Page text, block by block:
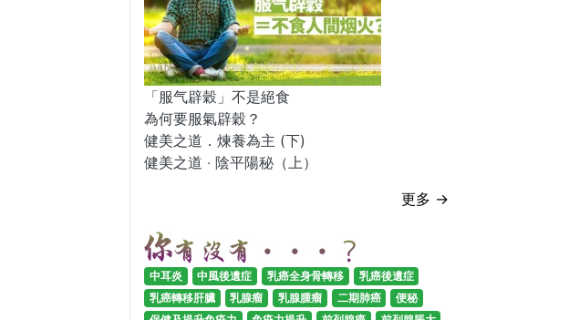
「服气辟穀」不是絕食
為何要服氣辟穀？
健美之道．煉養為主 (下)
健美之道 ‧ 陰平陽秘（上）
更多 →
中耳炎 中風後遺症 乳癌全身骨轉移
乳癌後遺症
乳癌轉移肝臟
乳腺瘤 乳腺腫瘤 二期肺癌
便秘